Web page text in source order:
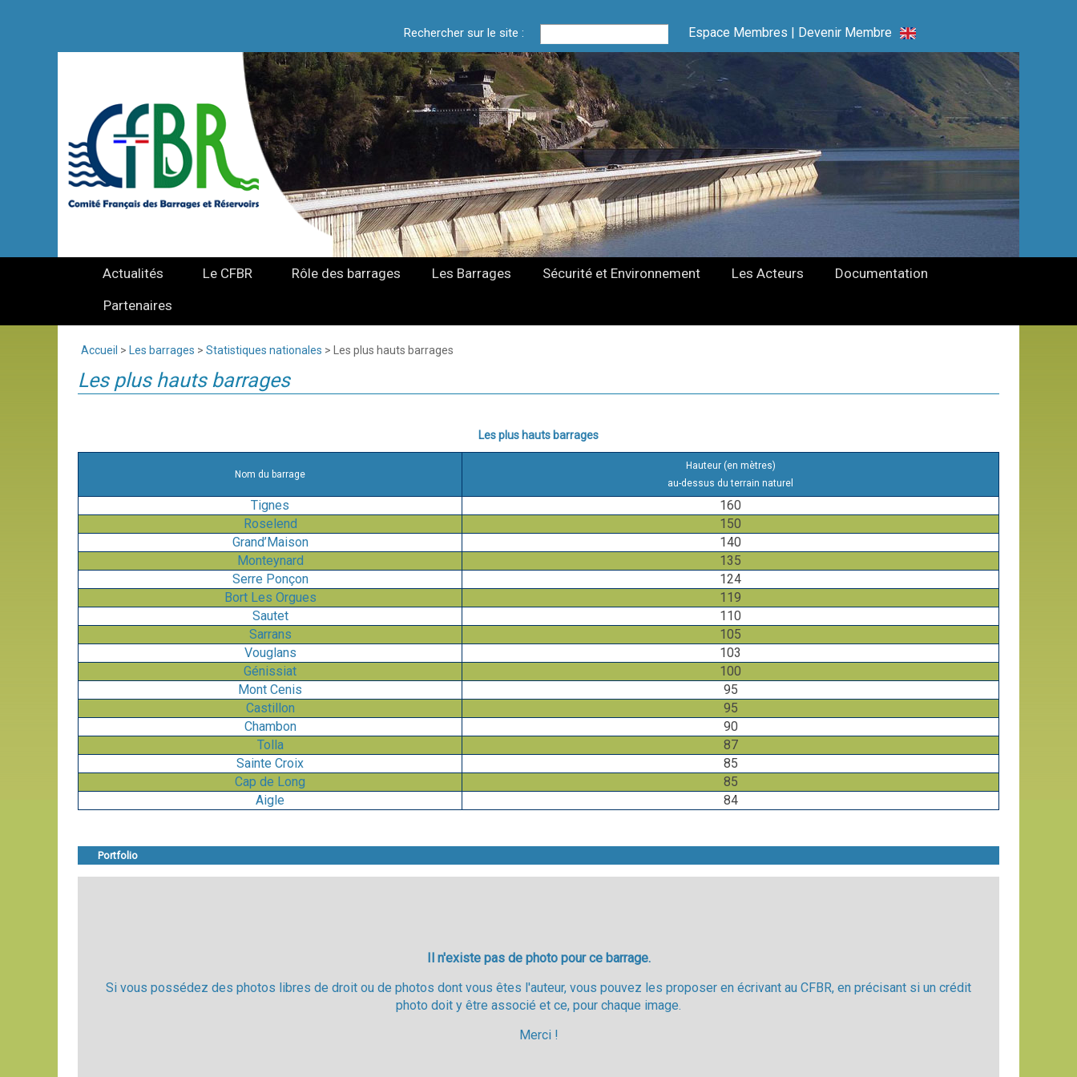
Rechercher sur le site : Espace Membres | Devenir Membre
Actualités Le CFBR Rôle des barrages Les Barrages Sécurité et Environnement Les Acteurs
Documentation
Partenaires
Accueil > Les barrages > Statistiques nationales > Les plus hauts barrages
Les plus hauts barrages
Les plus hauts barrages
Nom du barrage
Hauteur (en mètres)
au-dessus du terrain naturel
Tignes
160
Roselend
150
Grand’Maison
140
Monteynard
135
Serre Ponçon
124
Bort Les Orgues
119
Sautet
110
Sarrans
105
Vouglans
103
Génissiat
100
Mont Cenis
95
Castillon
95
Chambon
90
Tolla
87
Sainte Croix
85
Cap de Long
85
Aigle
84
Portfolio
Il n'existe pas de photo pour ce barrage.
Si vous possédez des photos libres de droit ou de photos dont vous êtes l'auteur, vous pouvez les proposer en écrivant au CFBR, en précisant si un crédit
photo doit y être associé et ce, pour chaque image.
Merci !